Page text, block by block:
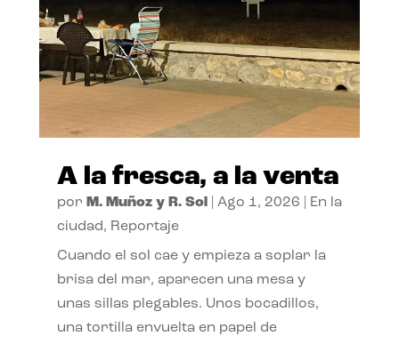
A la fresca, a la venta
por M. Muñoz y R. Sol| Ago 1, 2026
En la
ciudad, Reportaje
Cuando el sol cae y empieza a soplar la
brisa del mar, aparecen una mesa y
unas sillas plegables. Unos bocadillos,
una tortilla envuelta en papel de